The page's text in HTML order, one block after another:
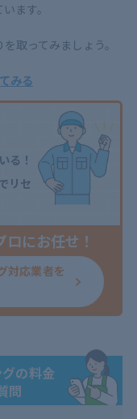
ます。
取ってみましょう。
みる
る！
リセ
にお任せ！
対応業者を
の料金
問